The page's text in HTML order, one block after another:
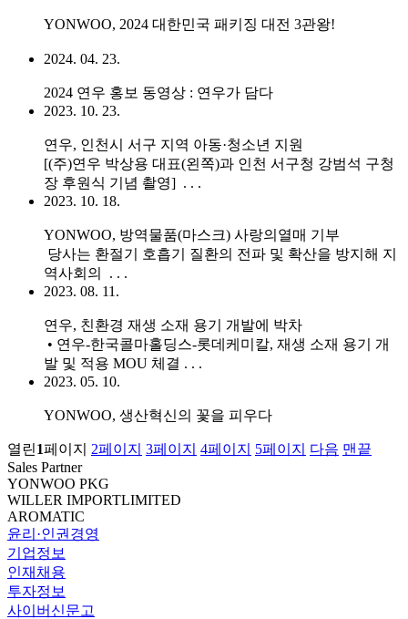
YONWOO, 2024 대한민국 패키징 대전 3관왕!
2024. 04. 23.
2024 연우 홍보 동영상 : 연우가 담다
2023. 10. 23.
연우, 인천시 서구 지역 아동·청소년 지원
[(주)연우 박상용 대표(왼쪽)과 인천 서구청 강범석 구청
장 후원식 기념 촬영] . . .
2023. 10. 18.
YONWOO, 방역물품(마스크) 사랑의열매 기부
당사는 환절기 호흡기 질환의 전파 및 확산을 방지해 지
역사회의 . . .
2023. 08. 11.
연우, 친환경 재생 소재 용기 개발에 박차
• 연우-한국콜마홀딩스-롯데케미칼, 재생 소재 용기 개
발 및 적용 MOU 체결 . . .
2023. 05. 10.
YONWOO, 생산혁신의 꽃을 피우다
열린1페이지 2페이지 3페이지 4페이지 5페이지 다음 맨끝
Sales Partner
YONWOO PKG
WILLER IMPORTLIMITED
AROMATIC
윤리·인권경영
기업정보
인재채용
투자정보
사이버신문고